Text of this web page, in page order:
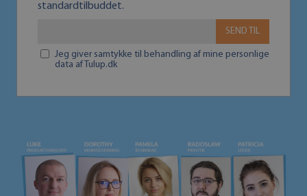
standardtilbuddet.
SEND TIL
Jeg giver samtykke til behandling af mine personlige
data af Tulup.dk